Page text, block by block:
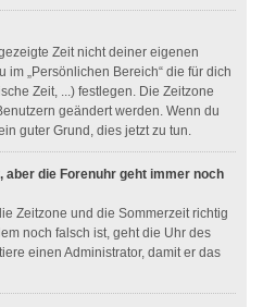
Zeit nicht deiner eigenen
im „Persönlichen Bereich“ die für dich
Zeit, ...) festlegen. Die Zeitzone
geändert werden. Wenn du
guter Grund, dies jetzt zu tun.
aber die Forenuhr geht immer noch
Zeitzone und die Sommerzeit richtig
noch falsch ist, geht die Uhr des
einen Administrator, damit er das